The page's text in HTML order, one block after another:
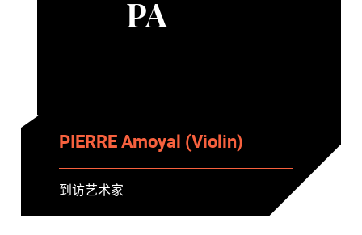
PA
PIERRE Amoyal (Violin)
到访艺术家